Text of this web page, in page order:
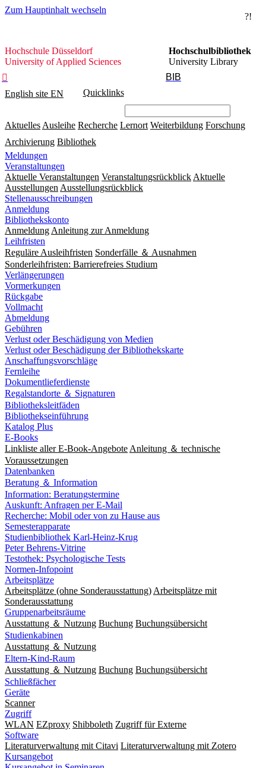
Zum Hauptinhalt wechseln
?!
Hochschule
Düsseldorf
Hochschule Düsseldorf
University of Applied Sciences
Hochschulbibliothek
University Library

BIB
English site EN Quicklinks
Aktuelles Ausleihe Recherche Lernort Weiterbildung Forschung
Archivierung Bibliothek
Meldungen
Veranstaltungen
Aktuelle Veranstaltungen Veranstaltungsrückblick Aktuelle
Ausstellungen Ausstellungsrückblick
Stellenausschreibungen
Anmeldung
Bibliothekskonto
Anmeldung Anleitung zur Anmeldung
Leihfristen
Reguläre Ausleihfristen Sonderfälle ＆ Ausnahmen
Sonderleihfristen: Barrierefreies Studium
Verlängerungen
Vormerkungen
Rückgabe
Vollmacht
Abmeldung
Gebühren
Verlust oder Beschädigung von Medien
Verlust oder Beschädigung der Bibliothekskarte
Anschaffungsvorschläge
Fernleihe
Dokumentlieferdienste
Regalstandorte ＆ Signaturen
Bibliotheksleitfäden
Bibliothekseinführung
Katalog Plus
E-Books
Linkliste aller E-Book-Angebote Anleitung ＆ technische
Voraussetzungen
Datenbanken
Beratung ＆ Information
Information: Beratungstermine
Auskunft: Anfragen per E-Mail
Recherche: Mobil oder von zu Hause aus
Semesterapparate
Studienbibliothek Karl-Heinz-Krug
Peter Behrens-Vitrine
Testothek: Psychologische Tests
Normen-Infopoint
Arbeitsplätze
Arbeitsplätze (ohne Sonderausstattung) Arbeitsplätze mit
Sonderausstattung
Gruppenarbeitsräume
Ausstattung ＆ Nutzung Buchung Buchungsübersicht
Studienkabinen
Ausstattung ＆ Nutzung
Eltern-Kind-Raum
Ausstattung ＆ Nutzung Buchung Buchungsübersicht
Schließfächer
Geräte
Scanner
Zugriff
WLAN EZproxy Shibboleth Zugriff für Externe
Software
Literaturverwaltung mit Citavi Literaturverwaltung mit Zotero
Kursangebot